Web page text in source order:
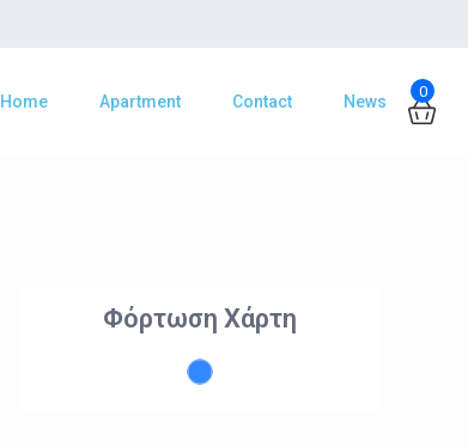
0
Home Apartment Contact News
Φόρτωση Χάρτη